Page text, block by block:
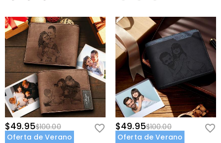
$49.95$100.00
Oferta de Verano
$49.95$100.00
Oferta de Verano